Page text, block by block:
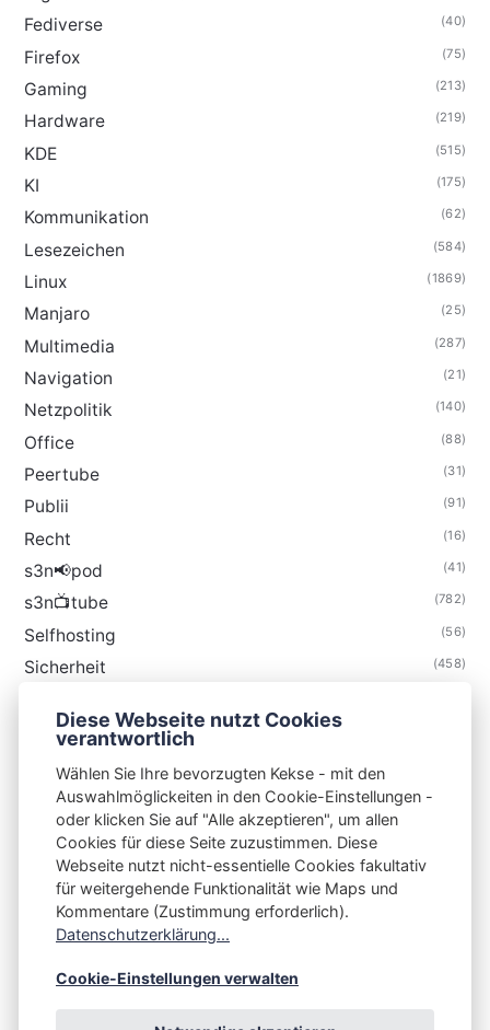
Fediverse (40)
Firefox (75)
Gaming (213)
Hardware (219)
KDE (515)
KI (175)
Kommunikation (62)
Lesezeichen (584)
Linux (1869)
Manjaro (25)
Multimedia (287)
Navigation (21)
Netzpolitik (140)
Office (88)
Peertube (31)
Publii (91)
Recht (16)
s3n📢pod (41)
s3n📺tube (782)
Selfhosting (56)
Sicherheit (458)
Thunderbird
S3N🧩NET
Integrating Open-Source Blog Network (iOSBN)
Impressum
Kontakt
Diese Webseite nutzt Cookies
verantwortlich
Wählen Sie Ihre bevorzugten Kekse - mit den
Auswahlmöglickeiten in den Cookie-Einstellungen -
oder klicken Sie auf "Alle akzeptieren", um allen
Cookies für diese Seite zuzustimmen. Diese
Webseite nutzt nicht-essentielle Cookies fakultativ
für weitergehende Funktionalität wie Maps und
Kommentare (Zustimmung erforderlich).
Datenschutzerklärung...
Cookie-Einstellungen verwalten